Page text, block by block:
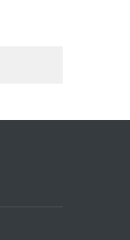
puede
de 2026